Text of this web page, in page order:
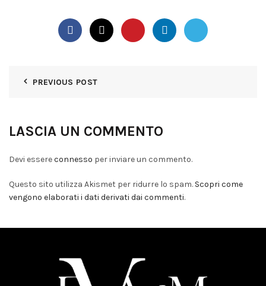
PREVIOUS POST
LASCIA UN COMMENTO
Devi essereconnesso per inviare un commento.
Questo sito utilizza Akismet per ridurre lo spam. Scopri come
vengono elaborati i dati derivati dai commenti.